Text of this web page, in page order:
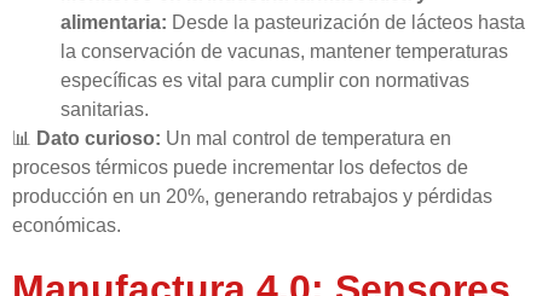
alimentaria: Desde la pasteurización de lácteos hasta
la conservación de vacunas, mantener temperaturas
específicas es vital para cumplir con normativas
sanitarias.
📊 Dato curioso: Un mal control de temperatura en
procesos térmicos puede incrementar los defectos de
producción en un 20%, generando retrabajos y pérdidas
económicas.